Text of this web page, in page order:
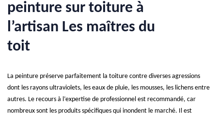
peinture sur toiture à
l’artisan Les maîtres du
toit
La peinture préserve parfaitement la toiture contre diverses agressions
dont les rayons ultraviolets, les eaux de pluie, les mousses, les lichens entre
autres. Le recours à l’expertise de professionnel est recommandé, car
nombreux sont les produits spécifiques qui inondent le marché. Il est